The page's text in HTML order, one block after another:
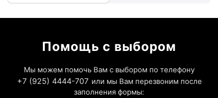
Помощь с выбором
Мы можем помочь Вам с выбором по телефону
+7 (925) 4444-707 или мы Вам перезвоним после
заполнения формы: